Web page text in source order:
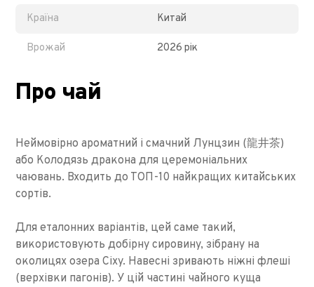
Країна Китай
Врожай 2026 рік
Про чай
Неймовірно ароматний і смачний Лунцзин (龍井茶)
або Колодязь дракона для церемоніальних
чаювань. Входить до ТОП-10 найкращих китайських
сортів.
Для еталонних варіантів, цей саме такий,
використовують добірну сировину, зібрану на
околицях озера Сіху. Навесні зривають ніжні флеші
(верхівки пагонів). У цій частині чайного куща